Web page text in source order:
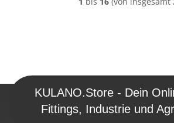
KULANO.Store - Dein
Fittings, Industrie und